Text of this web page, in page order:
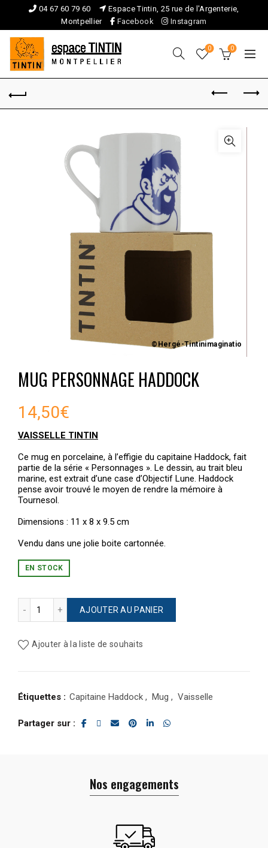
04 67 60 79 60
Espace Tintin, 25 rue de l'Argenterie,
Montpellier
Facebook Instagram
0 0
©Hergé-Tintinimaginatio
MUG PERSONNAGE HADDOCK
14,50€
VAISSELLE TINTIN
Ce mug en porcelaine, à l’effigie du capitaine Haddock, fait
partie de la série « Personnages ». Le dessin, au trait bleu
marine, est extrait d’une case d’Objectif Lune. Haddock
pense avoir trouvé le moyen de rendre la mémoire à
Tournesol.
Dimensions : 11 x 8 x 9.5 cm
Vendu dans une jolie boite cartonnée.
EN STOCK
AJOUTER AU PANIER
Ajouter à la liste de souhaits
Étiquettes : Capitaine Haddock , Mug , Vaisselle
Partager sur
Nos engagements